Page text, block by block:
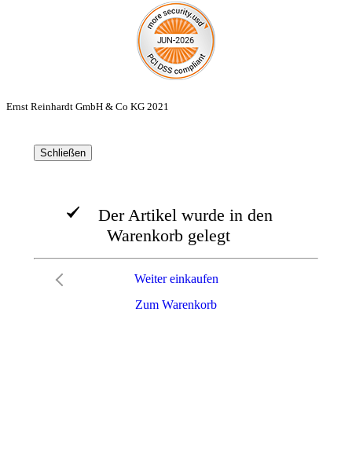
Ernst Reinhardt GmbH & Co KG 2021
Schließen
Der Artikel wurde in den
Warenkorb gelegt
Zum Warenkorb
Weiter einkaufen